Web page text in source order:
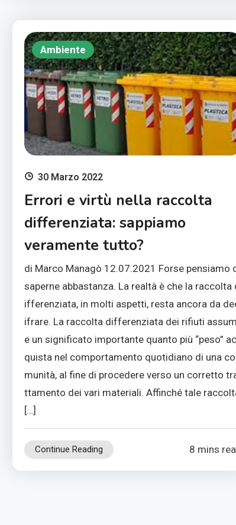
Ambiente
30 Marzo 2022
Errori e virtù nella raccolta
differenziata: sappiamo
veramente tutto?
di Marco Managò 12.07.2021 Forse pensiamo
saperne abbastanza. La realtà è che la raccolta
ifferenziata, in molti aspetti, resta ancora da
ifrare. La raccolta differenziata dei rifiuti assum
e un significato importante quanto più “peso” ac
quista nel comportamento quotidiano di una co
munità, al fine di procedere verso un corretto
ttamento dei vari materiali. Affinché tale
[…]
Continue Reading 8 mins